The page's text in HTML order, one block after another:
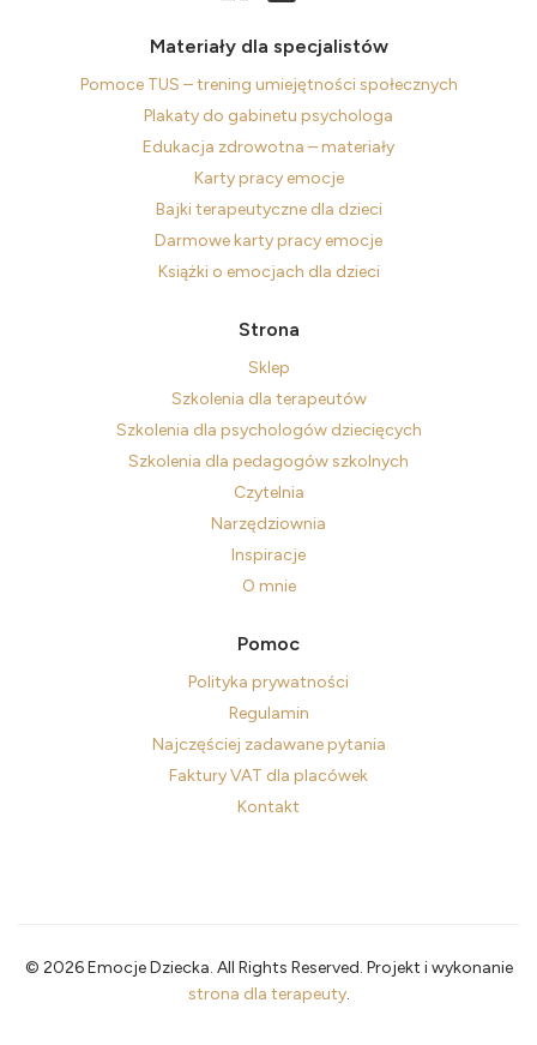
Materiały dla specjalistów
Pomoce TUS – trening umiejętności społecznych
Plakaty do gabinetu psychologa
Edukacja zdrowotna – materiały
Karty pracy emocje
Bajki terapeutyczne dla dzieci
Darmowe karty pracy emocje
Książki o emocjach dla dzieci
Strona
Sklep
Szkolenia dla terapeutów
Szkolenia dla psychologów dziecięcych
Szkolenia dla pedagogów szkolnych
Czytelnia
Narzędziownia
Inspiracje
O mnie
Pomoc
Polityka prywatności
Regulamin
Najczęściej zadawane pytania
Faktury VAT dla placówek
Kontakt
© 2026 Emocje Dziecka. All Rights Reserved. Projekt i wykonanie
strona dla terapeuty.